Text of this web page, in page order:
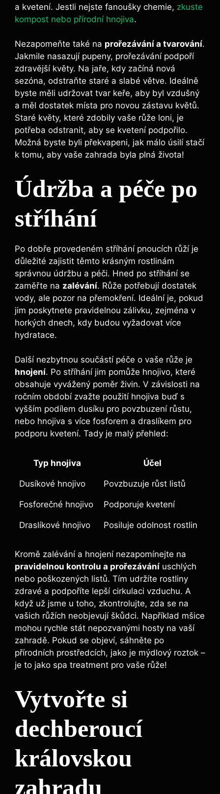
⁣a ⁢kvetení. Jestli nejste‍ fanoušky chemie, zkuste
kompost nebo přírodní hnojiva.
Nezapomeňte ⁣také na prořezávání a ​tvarování.
Jakmile nasazují pupeny, prořezávání podpoří
zdravější květy. Na jaře,⁤ kdy začíná nová
sezóna, odstraňte staré ‌a slabé větve. Ideálně⁣
byste ​měli udržovat⁢ tvar ⁤keře, aby byl vzdušný
⁢a měl dostatek místa ⁢pro ⁣novou zástavu květů.
Staré květy, ‌které zdobily vaše růže ​loni, je
potřeba odstranit, aby‍ se​ kvetení podpořilo.
Možná byste byli překvapeni, jak málo ‌úsilí ⁣stačí
‌k tomu,‌ aby vaše zahrada byla plná života!
Údržba a⁣ péče po
stříhání
Po dobře provedeném ‌stříhání pnoucích⁣ růží je
důležité zajistit​ těmto krásným rostlinám​
správnou údržbu a péči. Hned ⁤po stříhání se
zaměřte na zalévání. Růže⁢ potřebují⁢ dostatek
vody, ale⁢ pozor na‌ přemokření. Ideální je, pokud
⁤jim poskytnete pravidelnou zálivku, zejména v
horkých dnech, kdy⁣ budou vyžadovat více
hydratace.
Další⁤ nezbytnou ‍součástí péče o vaše růže ‍je
hnojení. Po stříhání ⁤jim pomůže hnojivo, které‍
obsahuje vyvážený poměr živin. V závislosti na
ročním období⁢ zvažte použití hnojiva buď s
vyšším podílem dusíku pro povzbuzení růstu,
nebo hnojiva s⁢ více fosforem a ‌draslíkem pro
⁤podporu kvetení.⁢ Tady je malý přehled:
Typ hnojiva Účel
Dusíkové hnojivo Povzbuzuje růst ‌listů
Fosforečné⁢ hnojivo Podporuje‍ kvetení
Draslíkové⁣ hnojivo Posiluje odolnost rostlin
Kromě⁢ zalévání a hnojení nezapomínejte na
pravidelnou kontrolu a prořezávání uschlých
nebo poškozených listů. Tím⁣ udržíte ‍rostliny
zdravé a podpoříte lepší cirkulaci⁤ vzduchu. A‍
když už⁣ jsme ⁣u toho, zkontrolujte, zda se‍ na‍
vašich ⁢růžích neobjevují škůdci. ‌Například mšice
mohou⁢ rychle stát nepozvanými hosty na vaší
zahradě. Pokud se objeví, sáhněte po
přírodních prostředcích, jako je mýdlový roztok –
je to jako spa treatment pro vaše růže!
Vytvořte si
dechberoucí
⁤královskou
zahradu